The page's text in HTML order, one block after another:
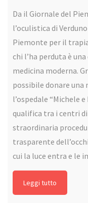
Da il Giornale del
l’oculistica di
Piemonte per il
chi l’ha perduta è
medicina moderna.
possibile donare una
l’ospedale “Michele
qualifica tra i centri
straordinaria
trasparente
cui la luce entra e le
Leggi tutto